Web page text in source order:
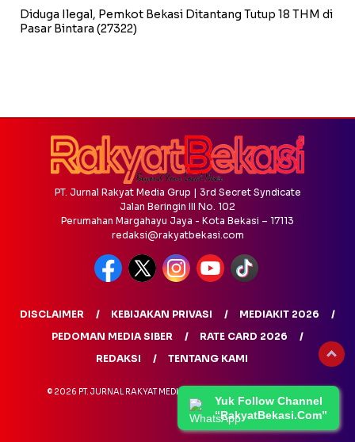
Diduga Ilegal, Pemkot Bekasi Ditantang Tutup 18 THM di
Pasar Bintara (27322)
Yuk Follow Channel
“RakyatBekasi.Com”
PT. Jurnal Rakyat Media Grup | 3rd Secret Syndicate
Jalan Beringin III No. 102
Perumahan Margahayu Jaya - Kota Bekasi – 17113
redaksi@rakyatbekasi.com
DISCLAIMER KEBIJAKAN PRIVASI
MEDIAKIT 2026
PEDOMAN MEDIA SIBER
RATE CARD 2026
REDAKSI
TENTANG KAMI
© 2026 PT. JURNAL RAKYAT MEDIA GRUP - ALL RIGHTS RESERVED